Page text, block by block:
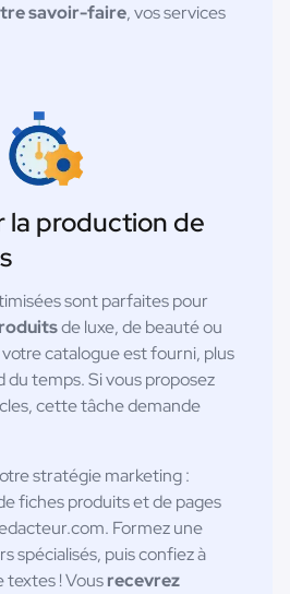
savoir-faire, vos services
la production de
sont parfaites pour
de luxe, de beauté ou
catalogue est fourni, plus
du temps. Si vous proposez
cette tâche demande
stratégie marketing :
fiches produits et de pages
Formez une
spécialisés, puis confiez à
textes ! Vousrecevrez